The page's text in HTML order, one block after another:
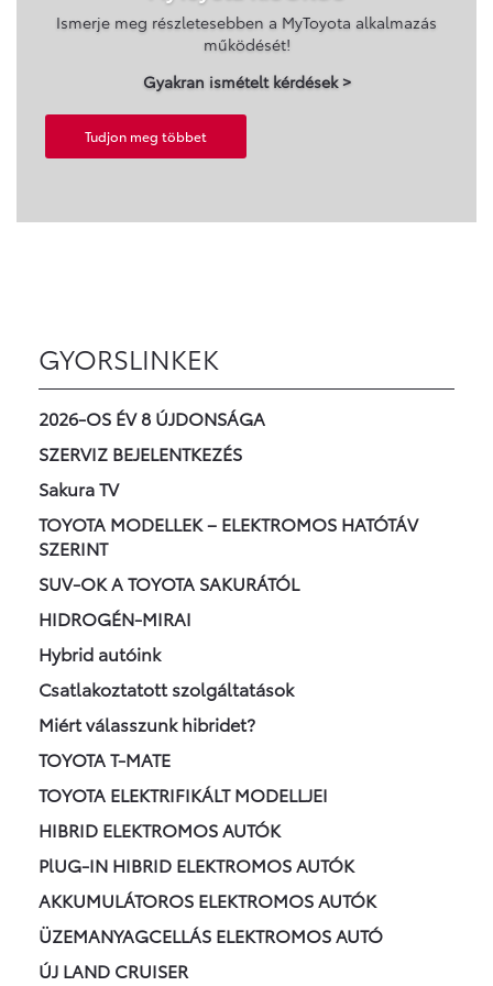
Ismerje meg részletesebben a MyToyota alkalmazás
működését!
Gyakran ismételt kérdések >
Tudjon meg többet
GYORSLINKEK
2026-OS ÉV 8 ÚJDONSÁGA
SZERVIZ BEJELENTKEZÉS
Sakura TV
TOYOTA MODELLEK – ELEKTROMOS HATÓTÁV
SZERINT
SUV-OK A TOYOTA SAKURÁTÓL
HIDROGÉN-MIRAI
Hybrid autóink
Csatlakoztatott szolgáltatások
Miért válasszunk hibridet?
TOYOTA T-MATE
TOYOTA ELEKTRIFIKÁLT MODELLJEI
HIBRID ELEKTROMOS AUTÓK
PlUG-IN HIBRID ELEKTROMOS AUTÓK
AKKUMULÁTOROS ELEKTROMOS AUTÓK
ÜZEMANYAGCELLÁS ELEKTROMOS AUTÓ
ÚJ LAND CRUISER